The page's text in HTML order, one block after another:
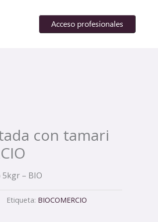
Acceso profesionales
con tamari
– BIO
Etiqueta: BIOCOMERCIO